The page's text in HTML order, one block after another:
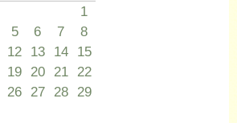
1
5 6 7
8
12 13 14
15
19 20 21
22
26 27 28
29